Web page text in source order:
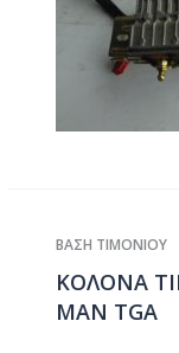
ΒΑΣΗ ΤΙΜΟΝΙΟΥ
ΚΟΛΟΝΑ
ΜΑΝ TGA